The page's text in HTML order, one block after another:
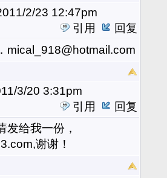
2/23 12:47pm
引用
回复
mical_918@hotmail.com
3/20 3:31pm
引用
回复
发给我一份，
谢谢！